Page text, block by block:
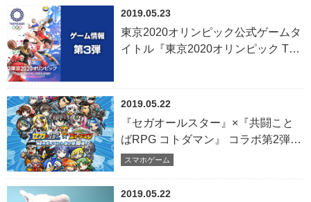
2019.05.23
東京2020オリンピック公式ゲームタ
イトル『東京2020オリンピック The
2019.05.22
スマホゲーム
『セガオールスター』×『共闘こと
ばRPG コトダマン』 コラボ第2弾 5
月23日(木)より開催決定！
2019.05.22